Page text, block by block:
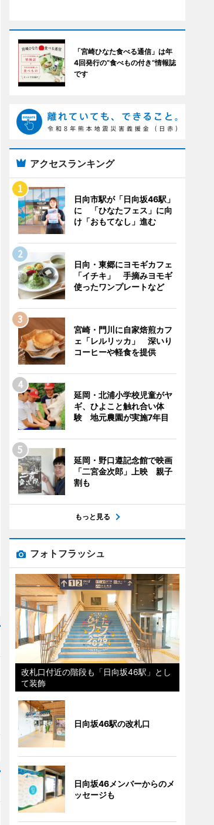
「宮崎ひなた食べる通信」は年
4回発行の“食べもの付き”情報誌
です
アクセスランキング
日向市駅が「日向坂46駅」
に 「ひなたフェス」に向
け「おもてなし」進む
日向・東郷にヨモギカフェ
「イチキ」 手摘みヨモギ
使ったワンプレートなど
宮崎・門川に自家焙煎カフ
ェ「レルリッカ」 深いり
コーヒーや軽食を提供
延岡・北浦小学校児童がヤ
ギ、ひよこと触れ合い体
験 地元農園が実施7年目
延岡・野口遵記念館で映画
「二宮金次郎」上映 親子
割も
もっと見る
フォトフラッシュ
改札口付近の階段も「日向坂46駅」とし
て装飾
日向坂46駅の改札口
日向坂46メンバーからのメ
ッセージも